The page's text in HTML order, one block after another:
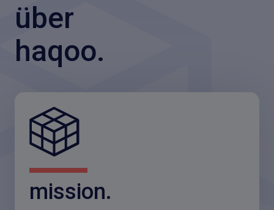
Für den Versand unserer Newsletter nutzen wir
übermittelt werden. Beachten Sie bitte deren
über
haqoo.
mission.